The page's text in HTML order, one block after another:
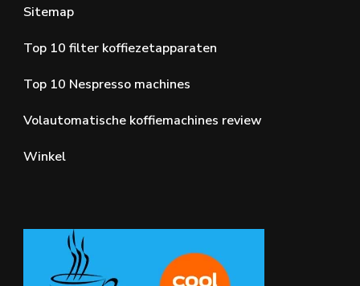
Sitemap
Top 10 filter koffiezetapparaten
Top 10 Nespresso machines
Volautomatische koffiemachines review
Winkel